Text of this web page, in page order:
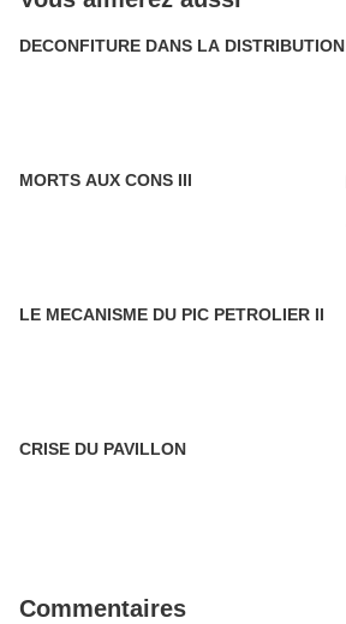
DECONFITURE DANS LA DISTRIBUTION
MORTS AUX CONS III
LE MECANISME DU PIC PETROLIER II
CRISE DU PAVILLON
Commentaires